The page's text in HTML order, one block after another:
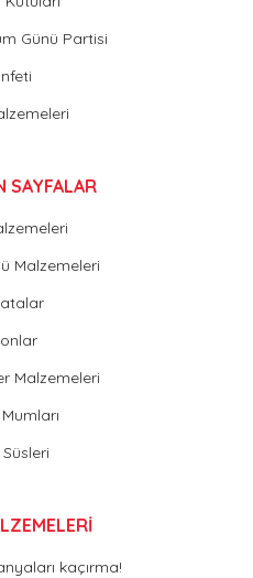
Günü Partisi
SAYFALAR
Malzemeleri
Malzemeleri
kaçırma!